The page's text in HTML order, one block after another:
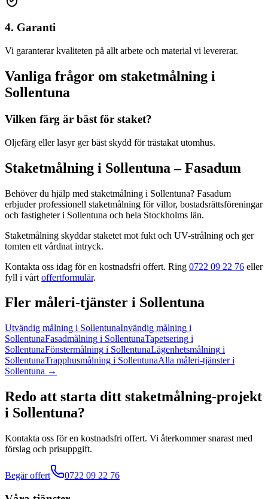
4. Garanti
Vi garanterar kvaliteten på allt arbete och material vi levererar.
Vanliga frågor om staketmålning i
Sollentuna
Vilken färg är bäst för staket?
Oljefärg eller lasyr ger bäst skydd för trästakat utomhus.
Staketmålning i Sollentuna – Fasadum
Behöver du hjälp med staketmålning i Sollentuna? Fasadum
erbjuder professionell staketmålning för villor, bostadsrättsföreningar
och fastigheteri Sollentuna och hela Stockholms län.
Staketmålning skyddar staketet mot fukt och UV-strålning och ger
tomten ett vårdnat intryck.
Kontakta oss idag för en kostnadsfri offert. Ring 0722 09 22 76 eller
fyll i vårt offertformulär.
Fler måleri-tjänster i Sollentuna
Utvändig målning i SollentunaInvändig målning i
SollentunaFasadmålning i SollentunaTapetsering i
SollentunaFönstermålning i SollentunaLägenhetsmålning i
SollentunaTrapphusmålning i SollentunaAlla måleri-tjänsteri
Sollentuna →
Redo att starta ditt staketmålning-projekt
i Sollentuna?
Kontakta oss för en kostnadsfri offert. Vi återkommer snarast med
förslag och prisuppgift.
Begär offert 0722 09 22 76